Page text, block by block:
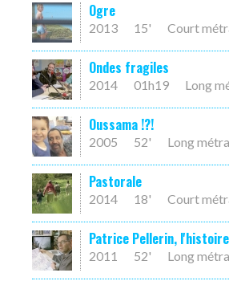
Ogre
2013 15' Court
Ondes fragiles
2014 01h19 Long
Oussama !?!
2005 52' Long
Pastorale
2014 18' Court
Patrice Pellerin,
2011 52' Long